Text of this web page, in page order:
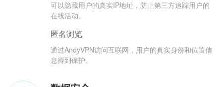
可以隐藏用户的真实IP地址，防止第三方追踪用户的
在线活动。
匿名浏览
通过AndyVPN访问互联网，用户的真实身份和位置信
息得到保护。